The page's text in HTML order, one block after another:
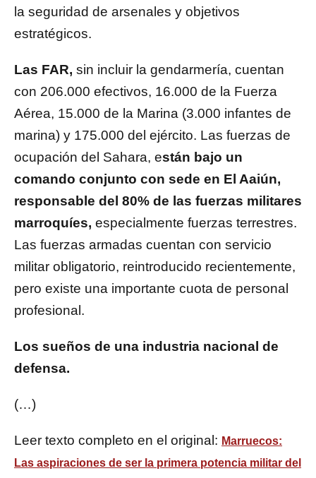
la seguridad de arsenales y objetivos
estratégicos.
Las FAR, sin incluir la gendarmería, cuentan
con 206.000 efectivos, 16.000 de la Fuerza
Aérea, 15.000 de la Marina (3.000 infantes de
marina) y 175.000 del ejército. Las fuerzas de
ocupación del Sahara, están bajo un
comando conjunto con sede en El Aaiún,
responsable del 80% de las fuerzas militares
marroquíes, especialmente fuerzas terrestres.
Las fuerzas armadas cuentan con servicio
militar obligatorio, reintroducido recientemente,
pero existe una importante cuota de personal
profesional.
Los sueños de una industria nacional de
defensa.
(…)
Leer texto completo en el original: Marruecos:
Las aspiraciones de ser la primera potencia militar del